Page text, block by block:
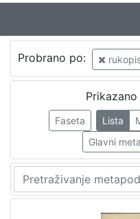
Jezik
hrvatski
Nakladnička
cjelina
Zagreb na pragu
Probrano po:
Faseta Lista
Glavni